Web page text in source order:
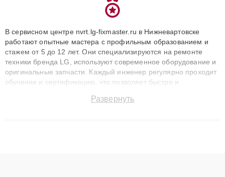
В сервисном центре nvrt.lg-fixmaster.ru в Нижневартовске
работают опытные мастера с профильным образованием и
стажем от 5 до 12 лет. Они специализируются на ремонте
техники бренда LG, используют современное оборудование и
оригинальные запчасти. Каждый инженер регулярно проходит
обучение и сертификацию, что позволяет быстро и
сохранением гарантии до 3 лет. Наши мастера решают
Развернуть